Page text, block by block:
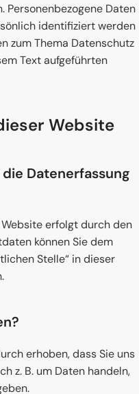
Personenbezogene Daten
identifiziert werden
zum Thema Datenschutz
Text aufgeführten
Website
Datenerfassung
erfolgt durch den
können Sie dem
Stelle“ in dieser
erhoben, dass Sie uns
z. B. um Daten handeln,